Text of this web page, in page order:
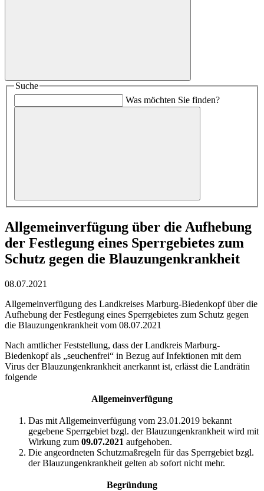
Suche
Was möchten Sie finden?
Allgemeinverfügung über die Aufhebung
der Festlegung eines Sperrgebietes zum
Schutz gegen die Blauzungenkrankheit
08.07.2021
Allgemeinverfügung des Landkreises Marburg-Biedenkopf über die
Aufhebung der Festlegung eines Sperrgebietes zum Schutz gegen
die Blauzungenkrankheit vom 08.07.2021
Nach amtlicher Feststellung, dass der Landkreis Marburg-
Biedenkopf als „seuchenfrei“ in Bezug auf Infektionen mit dem
Virus der Blauzungenkrankheit anerkannt ist, erlässt die Landrätin
folgende
Allgemeinverfügung
Das mit Allgemeinverfügung vom 23.01.2019 bekannt
gegebene Sperrgebiet bzgl. der Blauzungenkrankheit wird mit
Wirkung zum 09.07.2021 aufgehoben.
Die angeordneten Schutzmaßregeln für das Sperrgebiet bzgl.
der Blauzungenkrankheit gelten ab sofort nicht mehr.
Begründung